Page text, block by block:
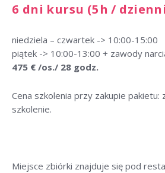
6 dni kursu (5h /
niedziela – czwartek -> 10:00-15:00
piątek -> 10:00-13:00 + zawody
475 € /os./ 28 godz.
Cena szkolenia przy zakupie pakietu:
szkolenie.
Miejsce zbiórki znajduje się pod